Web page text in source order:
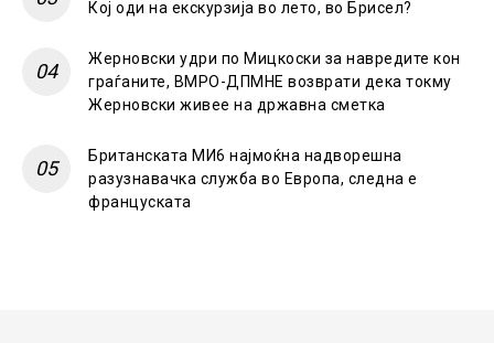
Кој оди на екскурзија во лето, во Брисел?
Жерновски удри по Мицкоски за навредите кон
граѓаните, ВМРО-ДПМНЕ возврати дека токму
Жерновски живее на државна сметка
Британската МИ6 најмоќна надворешна
разузнавачка служба во Европа, следна е
француската